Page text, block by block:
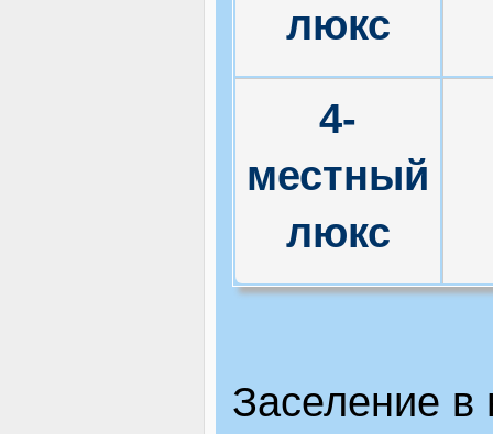
люкс
4-
местный
люкс
Заселение в